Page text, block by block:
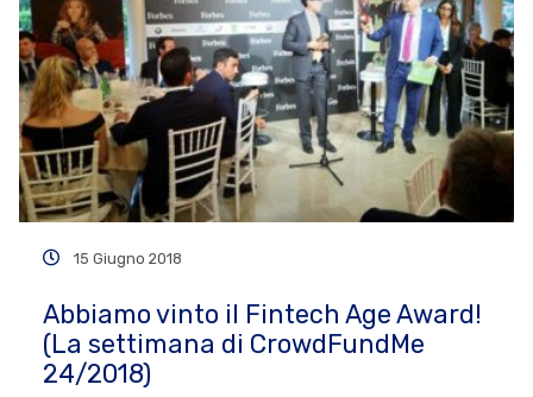
15 Giugno 2018
Abbiamo vinto il Fintech Age Award!
(La settimana di CrowdFundMe
24/2018)